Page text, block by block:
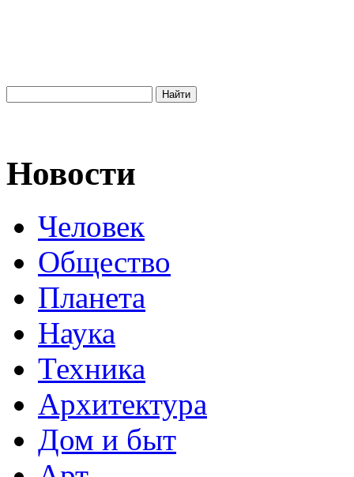
Новости
Человек
Общество
Планета
Наука
Техника
Архитектура
Дом и быт